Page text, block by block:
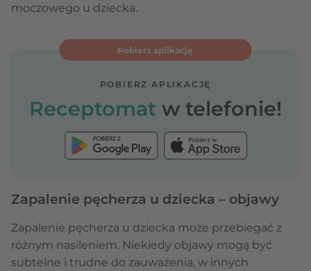
moczowego u dziecka.
Pobierz aplikację
POBIERZ APLIKACJĘ
Receptomat w telefonie!
Zapalenie pęcherza u dziecka – objawy
Zapalenie pęcherza u dziecka może przebiegać z
różnym nasileniem. Niekiedy objawy mogą być
subtelne i trudne do zauważenia, w innych